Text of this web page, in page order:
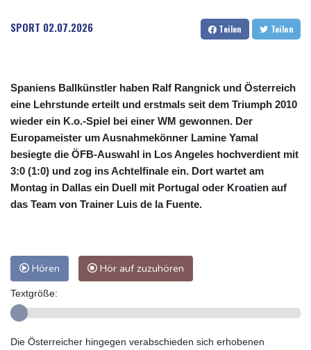
SPORT 02.07.2026 Teilen Teilen
Spaniens Ballkünstler haben Ralf Rangnick und Österreich
eine Lehrstunde erteilt und erstmals seit dem Triumph 2010
wieder ein K.o.-Spiel bei einer WM gewonnen. Der
Europameister um Ausnahmekönner Lamine Yamal
besiegte die ÖFB-Auswahl in Los Angeles hochverdient mit
3:0 (1:0) und zog ins Achtelfinale ein. Dort wartet am
Montag in Dallas ein Duell mit Portugal oder Kroatien auf
das Team von Trainer Luis de la Fuente.
Hören Hör auf zuzuhören
Textgröße:
Die Österreicher hingegen verabschieden sich erhobenen